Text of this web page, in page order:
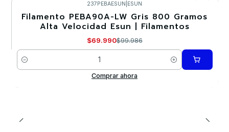
-30%
237PEBAESUN ESUN
Filamento PEBA90A-LW Gris 800 Gramos
Alta Velocidad Esun | Filamentos
$69.990$99.986
Cantidad
Comprar ahora